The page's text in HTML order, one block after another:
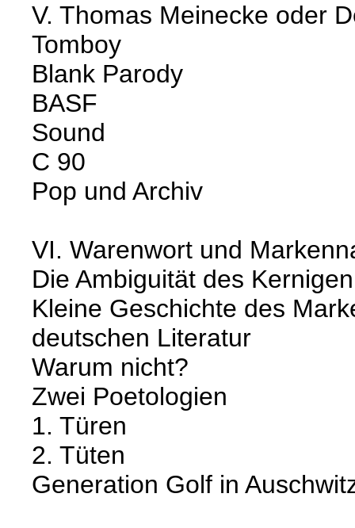
V. Thomas Meinecke oder
Tomboy
Blank Parody
BASF
Sound
C 90
Pop und Archiv
VI. Warenwort und
Die Ambiguität des Kernigen
Kleine Geschichte des
deutschen Literatur
Warum nicht?
Zwei Poetologien
1. Türen
2. Tüten
Generation Golf in